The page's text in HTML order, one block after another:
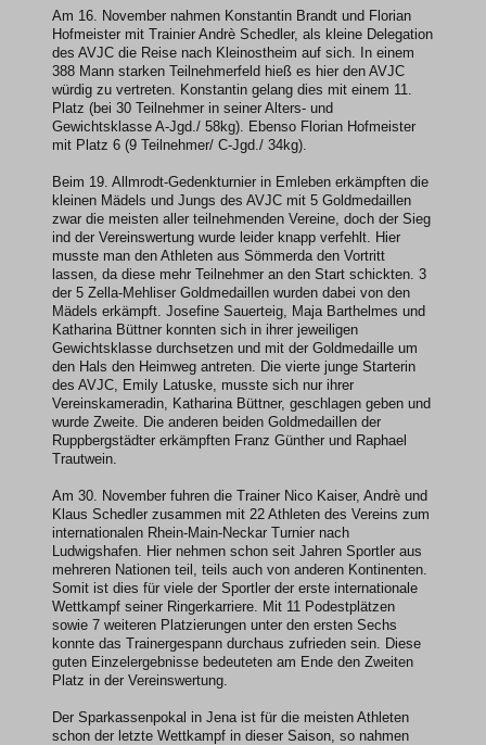
Am 16. November nahmen Konstantin Brandt und Florian
Hofmeister mit Trainier Andrè Schedler, als kleine Delegation
des AVJC die Reise nach Kleinostheim auf sich. In einem
388 Mann starken Teilnehmerfeld hieß es hier den AVJC
würdig zu vertreten. Konstantin gelang dies mit einem 11.
Platz (bei 30 Teilnehmer in seiner Alters- und
Gewichtsklasse A-Jgd./ 58kg). Ebenso Florian Hofmeister
mit Platz 6 (9 Teilnehmer/ C-Jgd./ 34kg).
Beim 19. Allmrodt-Gedenkturnier in Emleben erkämpften die
kleinen Mädels und Jungs des AVJC mit 5 Goldmedaillen
zwar die meisten aller teilnehmenden Vereine, doch der Sieg
ind der Vereinswertung wurde leider knapp verfehlt. Hier
musste man den Athleten aus Sömmerda den Vortritt
lassen, da diese mehr Teilnehmer an den Start schickten. 3
der 5 Zella-Mehliser Goldmedaillen wurden dabei von den
Mädels erkämpft. Josefine Sauerteig, Maja Barthelmes und
Katharina Büttner konnten sich in ihrer jeweiligen
Gewichtsklasse durchsetzen und mit der Goldmedaille um
den Hals den Heimweg antreten. Die vierte junge Starterin
des AVJC, Emily Latuske, musste sich nur ihrer
Vereinskameradin, Katharina Büttner, geschlagen geben und
wurde Zweite. Die anderen beiden Goldmedaillen der
Ruppbergstädter erkämpften Franz Günther und Raphael
Trautwein.
Am 30. November fuhren die Trainer Nico Kaiser, Andrè und
Klaus Schedler zusammen mit 22 Athleten des Vereins zum
internationalen Rhein-Main-Neckar Turnier nach
Ludwigshafen. Hier nehmen schon seit Jahren Sportler aus
mehreren Nationen teil, teils auch von anderen Kontinenten.
Somit ist dies für viele der Sportler der erste internationale
Wettkampf seiner Ringerkarriere. Mit 11 Podestplätzen
sowie 7 weiteren Platzierungen unter den ersten Sechs
konnte das Trainergespann durchaus zufrieden sein. Diese
guten Einzelergebnisse bedeuteten am Ende den Zweiten
Platz in der Vereinswertung.
Der Sparkassenpokal in Jena ist für die meisten Athleten
schon der letzte Wettkampf in dieser Saison, so nahmen